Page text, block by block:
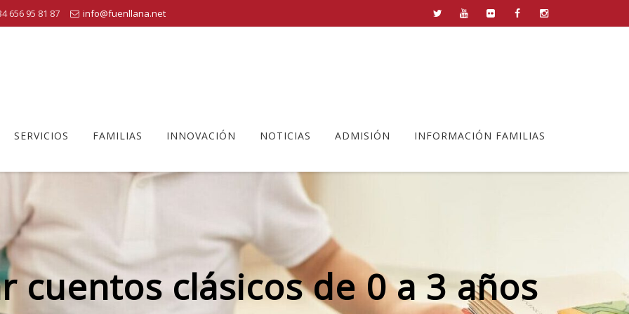
656 95 81 87 info@fuenllana.net
SERVICIOS FAMILIAS INNOVACIÓN NOTICIAS ADMISIÓN INFORMACIÓN FAMILIAS
cuentos clásicos de 0 a 3 años